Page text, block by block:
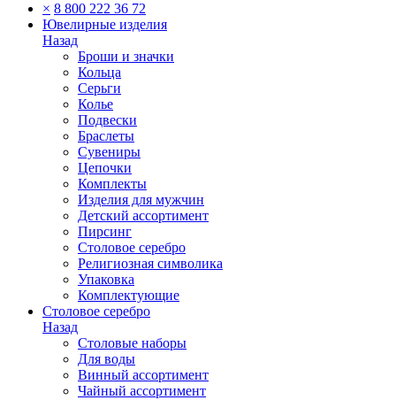
× 8 800 222 36 72
Ювелирные изделия
Назад
Броши и значки
Кольца
Серьги
Колье
Подвески
Браслеты
Сувениры
Цепочки
Комплекты
Изделия для мужчин
Детский ассортимент
Пирсинг
Столовое серебро
Религиозная символика
Упаковка
Комплектующие
Столовое серебро
Назад
Столовые наборы
Для воды
Винный ассортимент
Чайный ассортимент